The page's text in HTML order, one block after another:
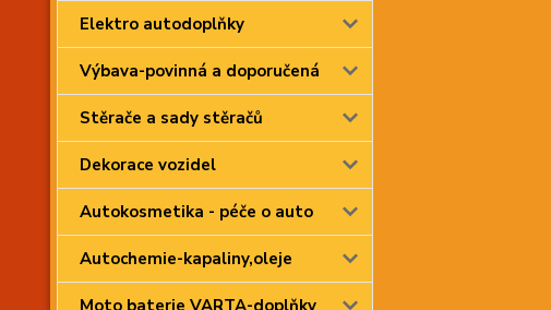
Elektro autodoplňky
Výbava-povinná a doporučená
Stěrače a sady stěračů
Dekorace vozidel
Autokosmetika - péče o auto
Autochemie-kapaliny,oleje
Moto baterie VARTA-doplňky